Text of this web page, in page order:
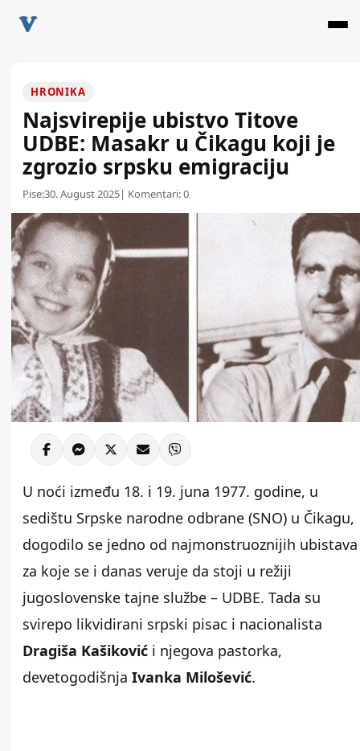
HRONIKA
Najsvirepije ubistvo Titove
UDBE: Masakr u Čikagu koji je
zgrozio srpsku emigraciju
Pise:30. August 2025| Komentari:0
U noći između 18. i 19. juna 1977. godine, u
sedištu Srpske narodne odbrane (SNO) u Čikagu,
dogodilo se jedno od najmonstruoznijih ubistava
za koje se i danas veruje da stoji u režiji
jugoslovenske tajne službe – UDBE. Tada su
svirepo likvidirani srpski pisac i nacionalista
Dragiša Kašiković i njegova pastorka,
devetogodišnja Ivanka Milošević.